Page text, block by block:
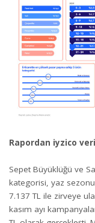
Rapordan iyzico
Sepet Büyüklüğü ve
kategorisi, yaz
7.137 TL ile zirveye
kasım ayı